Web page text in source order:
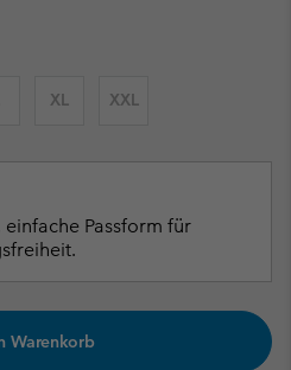
XL XXL
einfache Passform für
Warenkorb